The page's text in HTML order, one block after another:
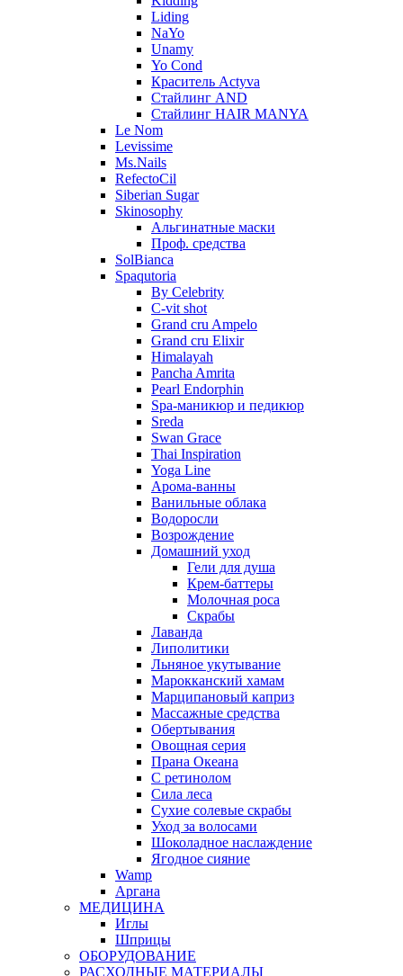
Liding
NaYo
Unamy
Yo Cond
Краситель Actyva
Стайлинг AND
Стайлинг HAIR MANYA
Le Nom
Levissime
Ms.Nails
RefectoCil
Siberian Sugar
Skinosophy
Альгинатные маски
Проф. средства
SolBianca
Spaqutoria
By Celebrity
C-vit shot
Grand cru Ampelo
Grand сru Elixir
Himalayah
Pancha Amrita
Pearl Endorphin
Spa-маникюр и педикюр
Sreda
Swan Grace
Thai Inspiration
Yoga Line
Арома-ванны
Ванильные облака
Водоросли
Возрождение
Домашний уход
Гели для душа
Крем-баттеры
Молочная роса
Скрабы
Лаванда
Липолитики
Льняное укутывание
Марокканский хамам
Марципановый каприз
Массажные средства
Обертывания
Овощная серия
Прана Океана
С ретинолом
Сила леса
Сухие солевые скрабы
Уход за волосами
Шоколадное наслаждение
Ягодное сияние
Wamp
Аргана
МЕДИЦИНА
Иглы
Шприцы
ОБОРУДОВАНИЕ
РАСХОДНЫЕ МАТЕРИАЛЫ